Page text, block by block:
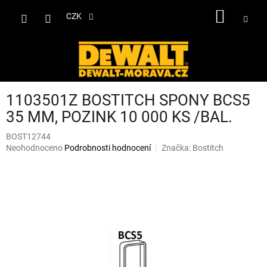
CZK
1103501Z BOSTITCH SPONY BCS5
35 MM, POZINK 10 000 KS /BAL.
BOST12744
Průměrné
Neohodnoceno Podrobnosti hodnocení Značka: Bostitch